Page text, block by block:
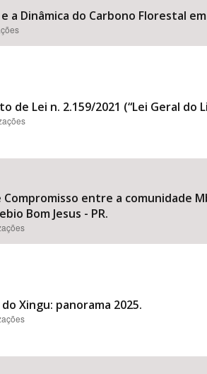
a Dinâmica do Carbono Florestal
de Lei n. 2.159/2021 (“Lei Geral
entre a comunidade
Bom Jesus - PR.
Xingu: panorama 2025.